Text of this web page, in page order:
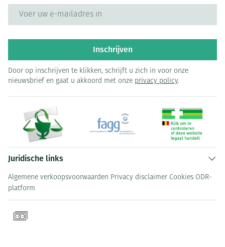
Inschrijven
Door op inschrijven te klikken, schrijft u zich in voor onze
nieuwsbrief en gaat u akkoord met onze privacy policy.
Juridische links
Algemene verkoopsvoorwaarden Privacy disclaimer Cookies ODR-
platform